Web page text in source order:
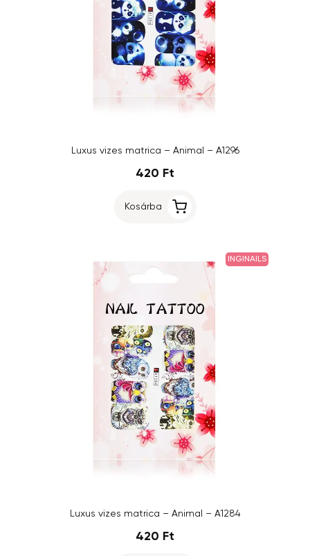
Luxus vizes matrica – Animal – A1296
420 Ft
Kosárba
INGINAILS
Luxus vizes matrica – Animal – A1284
420 Ft